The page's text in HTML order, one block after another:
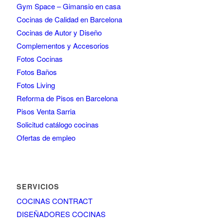
Gym Space – Gimansio en casa
Cocinas de Calidad en Barcelona
Cocinas de Autor y Diseño
Complementos y Accesorios
Fotos Cocinas
Fotos Baños
Fotos Living
Reforma de Pisos en Barcelona
Pisos Venta Sarria
Solicitud catálogo cocinas
Ofertas de empleo
SERVICIOS
COCINAS CONTRACT
DISEÑADORES COCINAS